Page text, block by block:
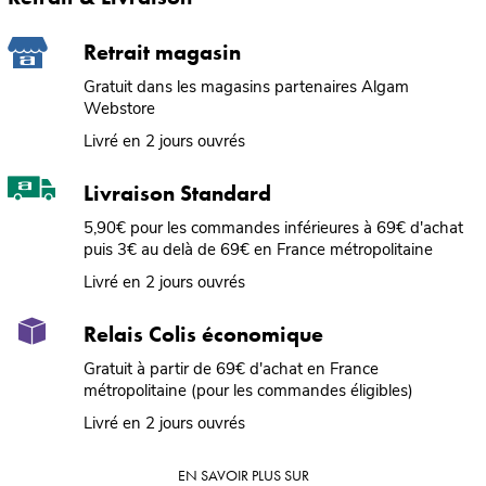
Retrait magasin
Gratuit dans les magasins partenaires Algam
Webstore
Livré en 2 jours ouvrés
Livraison Standard
5,90€ pour les commandes inférieures à 69€ d'achat
puis 3€ au delà de 69€ en France métropolitaine
Livré en 2 jours ouvrés
Relais Colis économique
Gratuit à partir de 69€ d'achat en France
métropolitaine (pour les commandes éligibles)
Livré en 2 jours ouvrés
EN SAVOIR PLUS SUR